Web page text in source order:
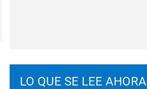
LO QUE SE LEE AHORA